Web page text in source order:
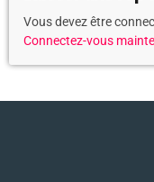
Vous devez être
Connectez-vous